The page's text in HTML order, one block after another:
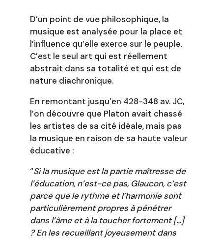
D’un point de vue philosophique, la
musique est analysée pour la place et
l’influence qu’elle exerce sur le peuple.
C’est le seul art qui est réellement
abstrait dans sa totalité et qui est de
nature diachronique.
En remontant jusqu’en 428-348 av. JC,
l’on découvre que Platon avait chassé
les artistes de sa cité idéale, mais pas
la musique en raison de sa haute valeur
éducative :
“Si la musique est la partie maîtresse de
l’éducation, n’est-ce pas, Glaucon, c’est
parce que le rythme et l’harmonie sont
particulièrement propres à pénétrer
dans l’âme et à la toucher fortement […]
? En les recueillant joyeusement dans